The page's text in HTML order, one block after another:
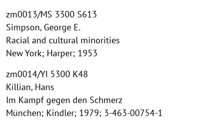
zm0013/MS 3300 S613
Simpson, George E.
Racial and cultural minorities
New York; Harper; 1953
zm0014/YI 5300 K48
Killian, Hans
Im Kampf gegen den Schmerz
München; Kindler; 1979; 3-463-00754-1